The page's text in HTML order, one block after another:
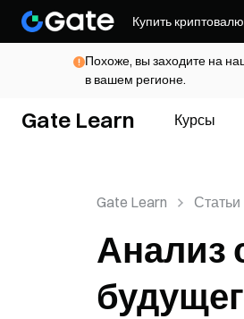
Купить
Похоже, вы заходите на
в вашем регионе.
Gate Learn Курсы
Gate Learn Статьи
Анализ